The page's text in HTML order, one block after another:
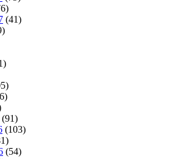
(41)
(91)
(103)
(54)